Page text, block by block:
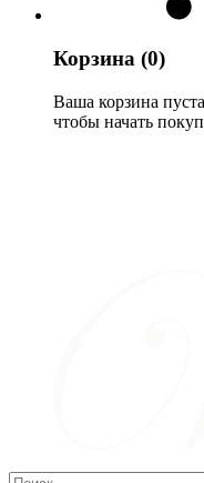
Корзина (0)
Ваша корзина
чтобы начать